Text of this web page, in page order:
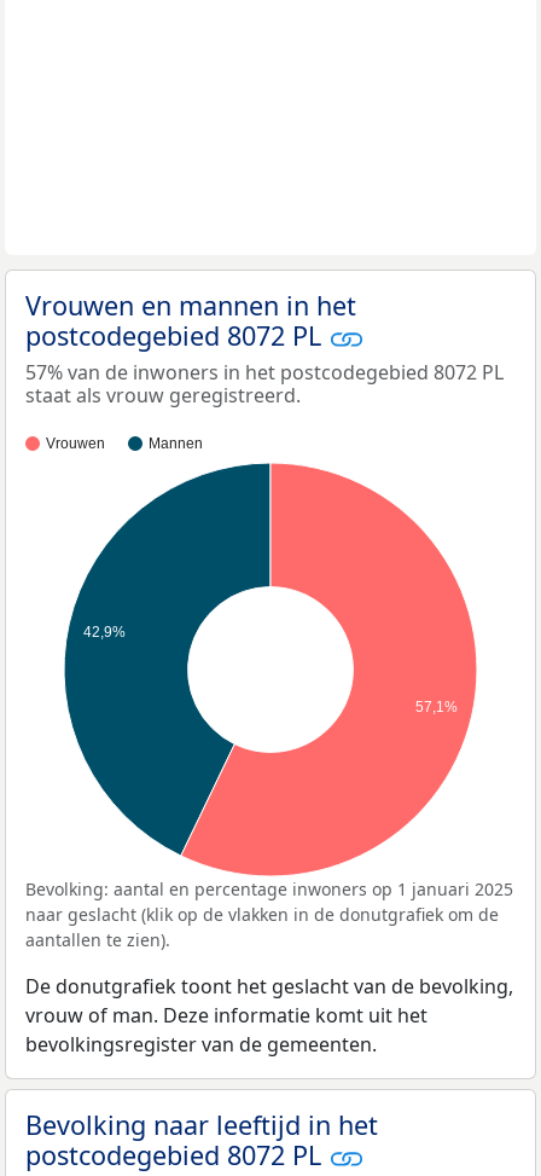
Vrouwen en mannen in het
postcodegebied 8072 PL
57% van de inwoners in het postcodegebied 8072 PL
staat als vrouw geregistreerd.
Vrouwen Mannen
42,9%
57,1%
Bevolking: aantal en percentage inwoners op 1 januari 2025
naar geslacht (klik op de vlakken in de donutgrafiek om de
aantallen te zien).
De donutgrafiek toont het geslacht van de bevolking,
vrouw of man. Deze informatie komt uit het
bevolkingsregister van de gemeenten.
Bevolking naar leeftijd in het
postcodegebied 8072 PL